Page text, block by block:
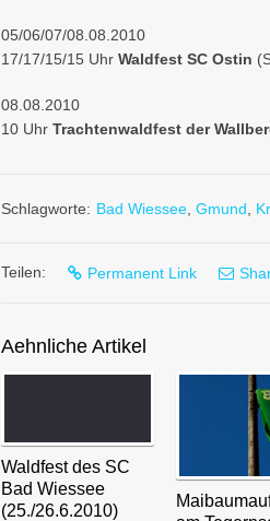
05/06/07/08.08.2010
17/17/15/15 Uhr Waldfest SC Ostin
08.08.2010
10 Uhr Trachtenwaldfest der
Schlagworte: Bad Wiessee Gmund
Teilen: Permanent Link
Aehnliche Artikel
Waldfest des SC
Bad Wiessee
(25./26.6.2010)